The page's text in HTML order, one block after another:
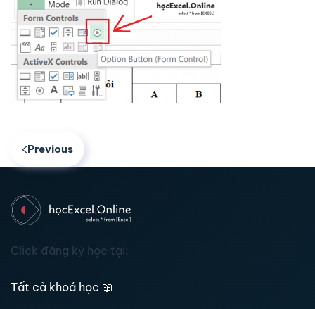
Previous
Click đăng ký học tại:
Tất cả khoá học 📖